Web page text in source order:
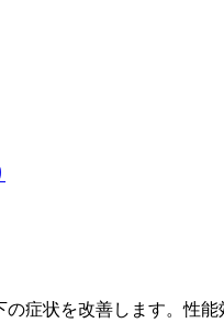
症状を改善します。性